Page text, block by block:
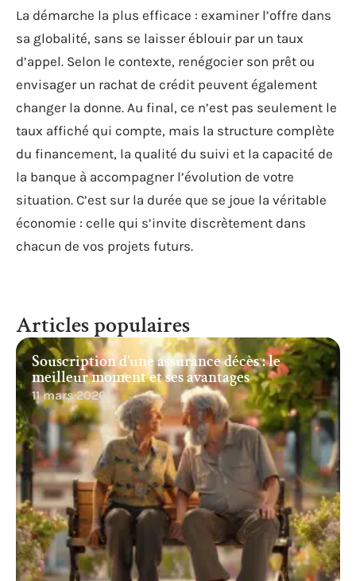
La démarche la plus efficace : examiner l’offre dans
sa globalité, sans se laisser éblouir par un taux
d’appel. Selon le contexte, renégocier son prêt ou
envisager un rachat de crédit peuvent également
changer la donne. Au final, ce n’est pas seulement le
taux affiché qui compte, mais la structure complète
du financement, la qualité du suivi et la capacité de
la banque à accompagner l’évolution de votre
situation. C’est sur la durée que se joue la véritable
économie : celle qui s’invite discrètement dans
chacun de vos projets futurs.
Articles populaires
Souscription d’une assurance décès : le
meilleur moment et ses avantages
11 mars 2026